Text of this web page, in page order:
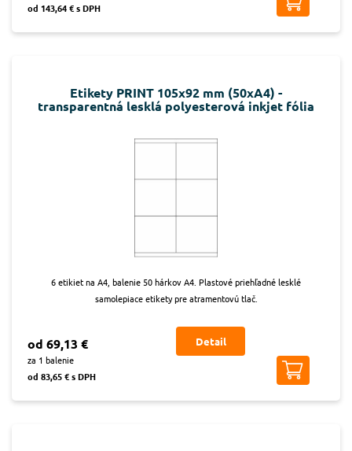
od 143,64 € s DPH
Etikety PRINT 105x92 mm (50xA4) -
transparentná lesklá polyesterová inkjet fólia
6 etikiet na A4, balenie 50 hárkov A4. Plastové priehľadné lesklé
samolepiace etikety pre atramentovú tlač.
od 69,13 €
za 1 balenie
od 83,65 € s DPH
Detail